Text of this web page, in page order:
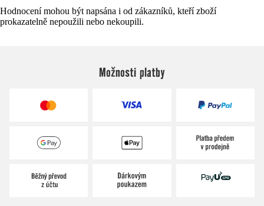
Hodnocení mohou být napsána i od zákazníků, kteří zboží
prokazatelně nepoužili nebo nekoupili.
Možnosti platby